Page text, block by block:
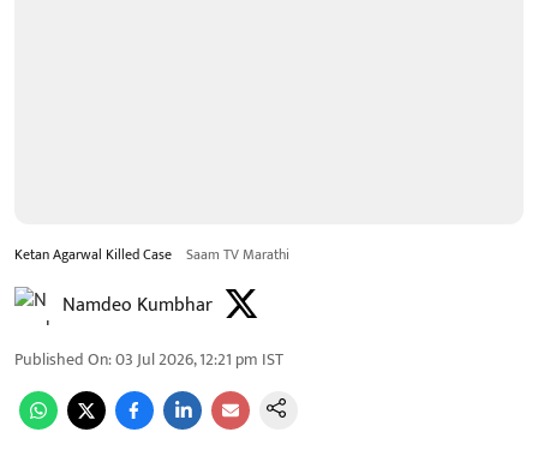
Ketan Agarwal Killed Case Saam TV Marathi
Namdeo Kumbhar
Published On:03 Jul 2026, 12:21 pm IST